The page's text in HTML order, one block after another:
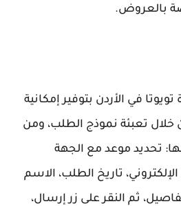
بالعروض.
في الأردن بتوفير إمكانية
خلال تعبئة نموذج الطلب، ومن
تحديد موعد مع الجهة
الإلكتروني، تاريخ الطلب، الاسم
ثم النقر على زر إرسال،